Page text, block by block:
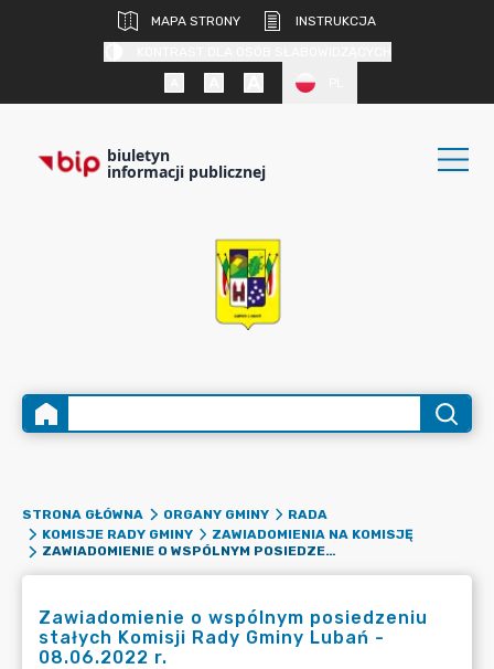
MAPA STRONY
INSTRUKCJA
biuletyn
informacji publicznej
STRONA GŁÓWNA ORGANY GMINY
RADA
KOMISJE RADY GMINY
ZAWIADOMIENIA NA KOMISJĘ
ZAWIADOMIENIE O WSPÓLNYM POSIEDZENIU STAŁYCH KOMISJI RADY GMINY LUBAŃ - 08.06.2022 R.
Zawiadomienie o wspólnym posiedzeniu
stałych Komisji Rady Gminy Lubań -
08.06.2022 r.